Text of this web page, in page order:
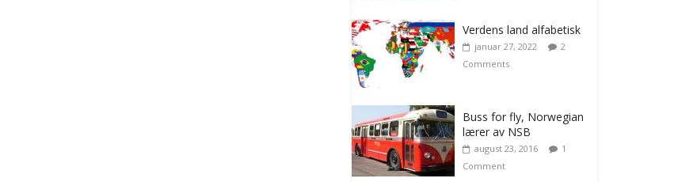
Verdens land alfabetisk
januar 27, 2022
2
Comments
Buss for fly, Norwegian
lærer av NSB
august 23, 2016
1
Comment